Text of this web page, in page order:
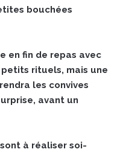
bouchées
en fin de repas avec
rituels, mais une
les convives
avant un
à réaliser soi-